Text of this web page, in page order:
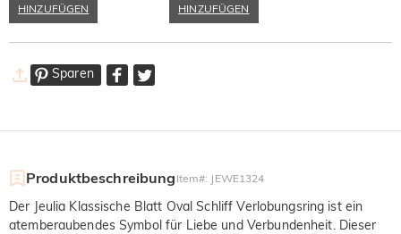
HINZUFÜGEN HINZUFÜGEN
Sparen
Produktbeschreibung Item#: JEWE1324
Der Jeulia Klassische Blatt Oval Schliff Verlobungsring ist ein
atemberaubendes Symbol für Liebe und Verbundenheit. Dieser